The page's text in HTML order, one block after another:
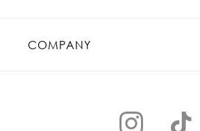
COMPANY